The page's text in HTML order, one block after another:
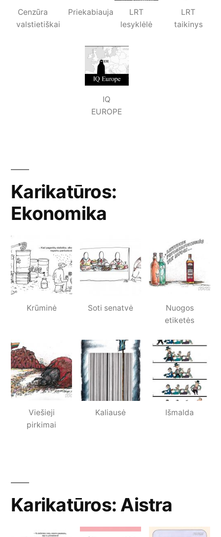
Cenzūra
valstietiškai
Priekabiauja
LRT
lesyklėlė
LRT
taikinys
IQ
EUROPE
Karikatūros:
Ekonomika
Krūminė Soti senatvė
Nuogos
etiketės
Viešieji
pirkimai
Kaliausė Išmalda
Karikatūros: Aistra